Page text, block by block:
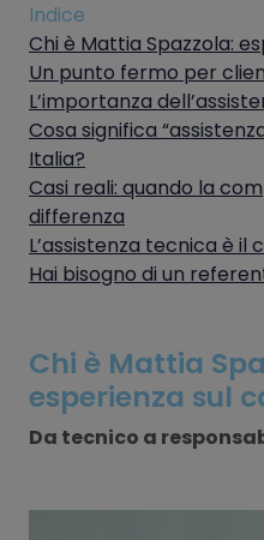
Indice
Chi è Mattia Spazzola:
Un punto fermo per
L’importanza
Cosa significa
Italia?
Casi reali: quando la
differenza
L’assistenza tecnica è il
Hai bisogno di un
Chi è Mattia
esperienza sul
Da tecnico a